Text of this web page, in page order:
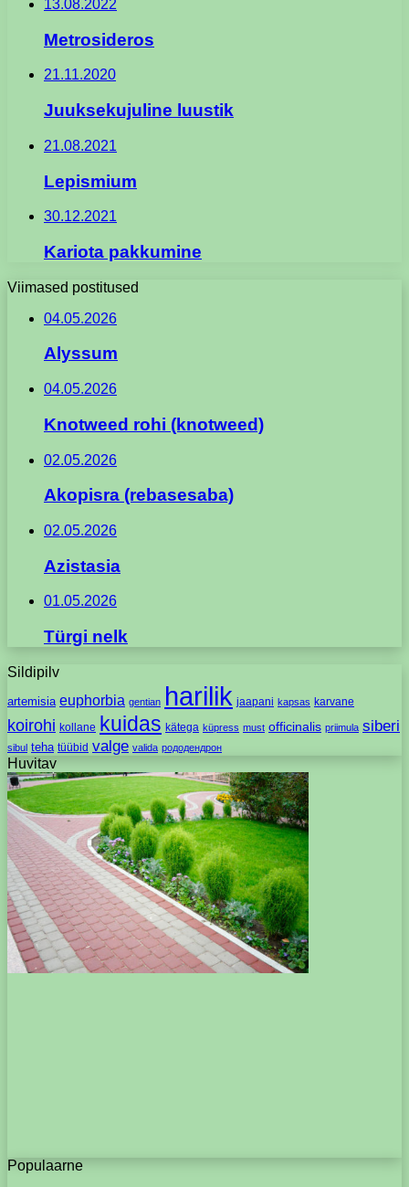
13.08.2022
Metrosideros
21.11.2020
Juuksekujuline luustik
21.08.2021
Lepismium
30.12.2021
Kariota pakkumine
Viimased postitused
04.05.2026
Alyssum
04.05.2026
Knotweed rohi (knotweed)
02.05.2026
Akopisra (rebasesaba)
02.05.2026
Azistasia
01.05.2026
Türgi nelk
Sildipilv
artemisia euphorbia gentian harilik jaapani kapsas karvane
koirohi kollane kuidas kätega küpress must officinalis priimula siberi
sibul teha tüübid valge valida рододендрон
Huvitav
Populaarne